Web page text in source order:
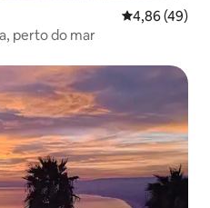
4,86 de uma
4,86 (49)
perto do mar